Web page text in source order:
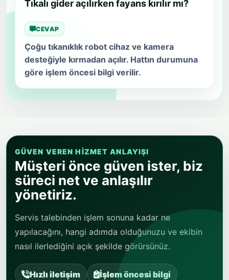
Tıkalı gider açılırken fayans kırılır mı?
CEVAP
Çoğu tıkanıklık robot cihaz ve kamera
desteğiyle kırmadan açılır. Hattın durumuna
göre işlem öncesi bilgi verilir.
GÜVEN VEREN HIZMET ANLAYIŞI
Müşteri önce güven ister, biz
süreci net ve anlaşılır
yönetiriz.
Servis talebinden işlem sonuna kadar ne
yapılacağını, hangi adımda olduğunuzu ve ekibin
nasıl ilerlediğini açık şekilde görürsünüz.
Hızlı iletişim İşlem öncesi bilgi